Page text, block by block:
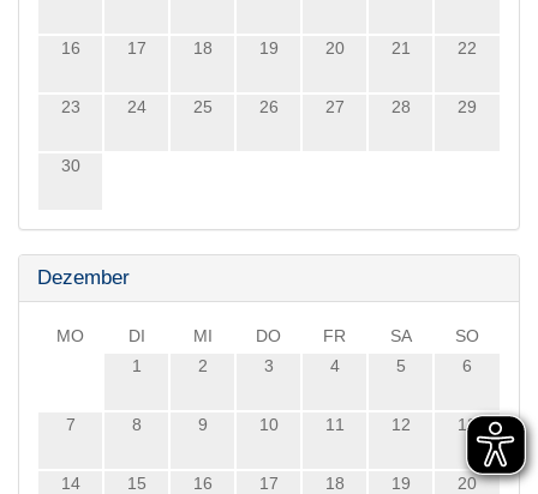
16 17 18 19 20 21 22
23 24 25 26 27 28 29
30
Dezember
MO DI MI DO FR SA
SO
1
2 3 4 5 6
7 8 9 10 11 12 13
14 15 16 17 18 19 20